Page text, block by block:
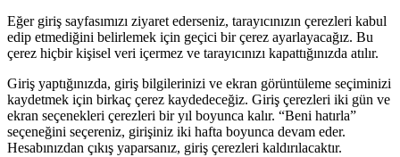
Eğer giriş sayfasımızı ziyaret ederseniz, tarayıcınızın çerezleri kabul
edip etmediğini belirlemek için geçici bir çerez ayarlayacağız. Bu
çerez hiçbir kişisel veri içermez ve tarayıcınızı kapattığınızda atılır.
Giriş yaptığınızda, giriş bilgilerinizi ve ekran görüntüleme seçiminizi
kaydetmek için birkaç çerez kaydedeceğiz. Giriş çerezleri iki gün ve
ekran seçenekleri çerezleri bir yıl boyunca kalır. “Beni hatırla”
seçeneğini seçereniz, girişiniz iki hafta boyunca devam eder.
Hesabınızdan çıkış yaparsanız, giriş çerezleri kaldırılacaktır.